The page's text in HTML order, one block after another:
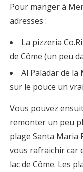
Pour manger à
adresses :
La pizzeria
de Côme (un peu
Al Paladar de
sur le pouce un
Vous pouvez
remonter un peu
plage Santa Maria
vous rafraichir car
lac de Côme. Les